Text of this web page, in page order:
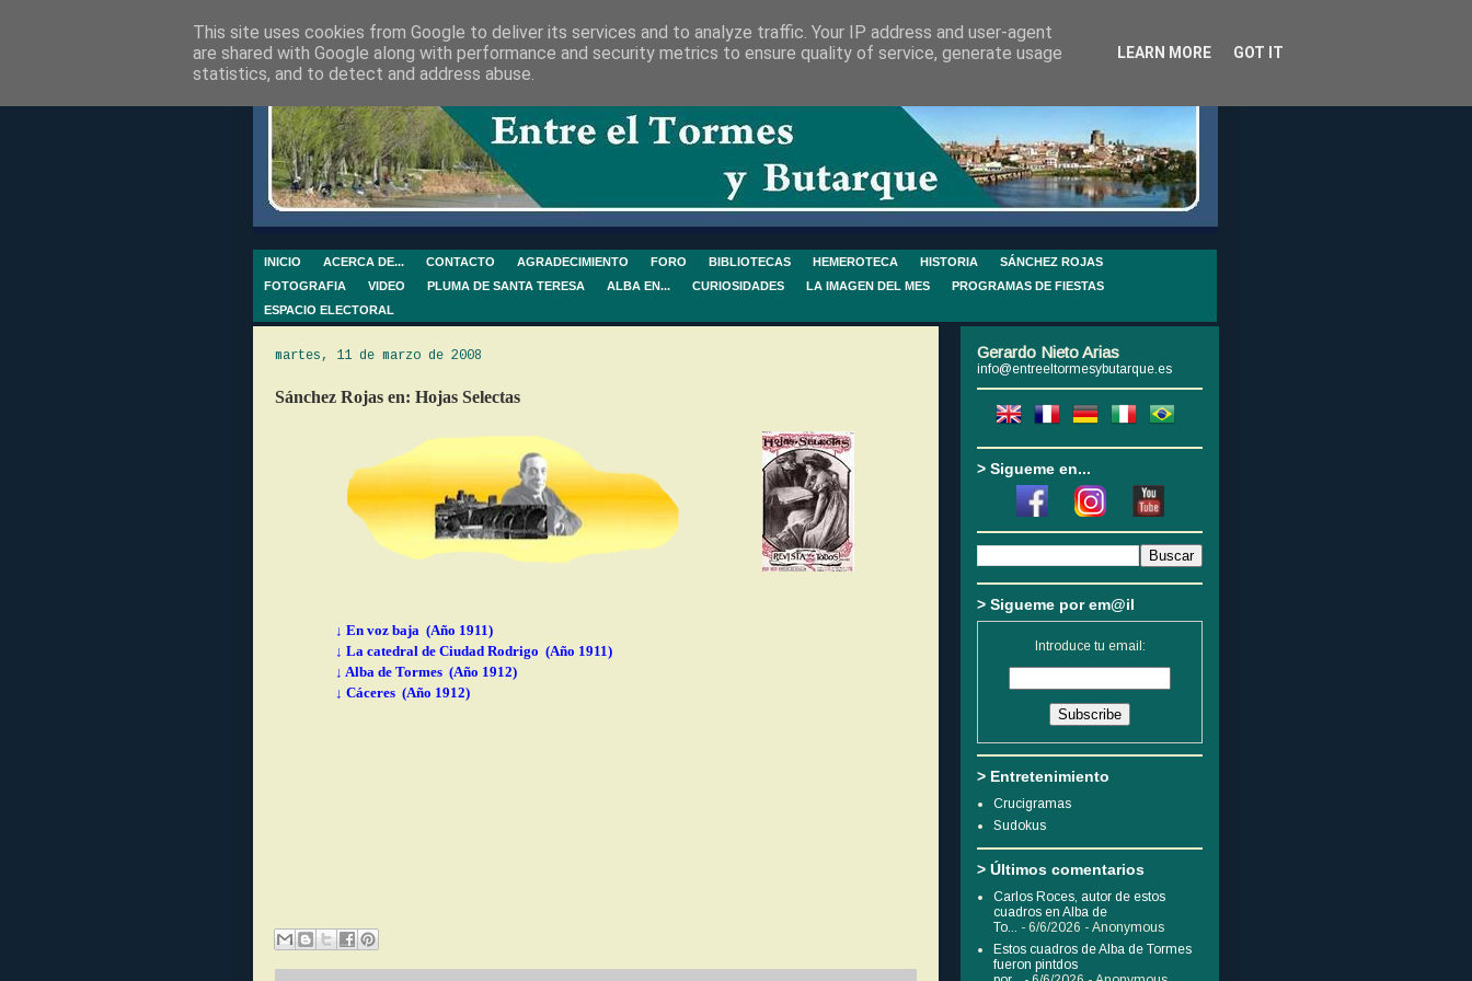
INICIO ACERCA DE... CONTACTO AGRADECIMIENTO FORO BIBLIOTECAS HEMEROTECA HISTORIA
SÁNCHEZ ROJAS
FOTOGRAFIA
VIDEO PLUMA DE SANTA TERESA ALBA EN... CURIOSIDADES LA IMAGEN DEL MES
PROGRAMAS DE FIESTAS
ESPACIO ELECTORAL
martes, 11 de marzo de 2008
Sánchez Rojas en: Hojas Selectas
↓ En voz baja (Año 1911)
↓ La catedral de Ciudad Rodrigo (Año 1911)
↓ Alba de Tormes (Año 1912)
↓ Cáceres (Año 1912)
Gerardo Nieto Arias
info@entreeltormesybutarque.es
> Sigueme en...
> Sigueme por em@il
Introduce tu email:
> Entretenimiento
Crucigramas
Sudokus
> Últimos comentarios
Carlos Roces, autor de estos
cuadros en Alba de
To... - 6/6/2026 - Anonymous
Estos cuadros de Alba de Tormes
fueron pintdos
This site uses cookies from Google to deliver its services and to analyze traffic. Your IP address and user-agent
are shared with Google along with performance and security metrics to ensure quality of service, generate usage
statistics, and to detect and address abuse.
LEARN MORE GOT IT